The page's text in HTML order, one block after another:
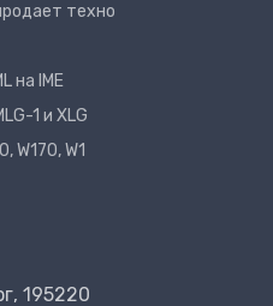
техно
на IME
1 и XLG
W170, W1
195220